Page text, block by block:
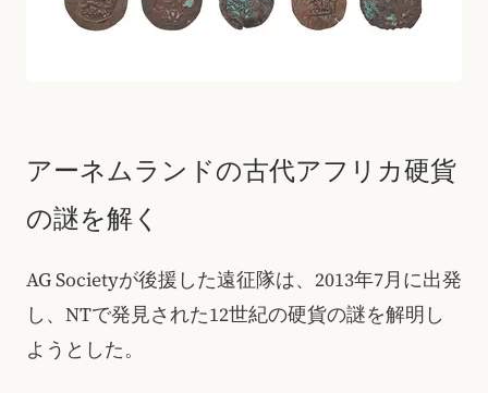
アーネムランドの古代アフリカ硬貨
の謎を解く
AG Societyが後援した遠征隊は、2013年7月に出発
し、NTで発見された12世紀の硬貨の謎を解明し
ようとした。